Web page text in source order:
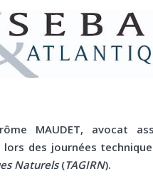
MAUDET, avocat
lors des journées
Naturels(TAGIRN).